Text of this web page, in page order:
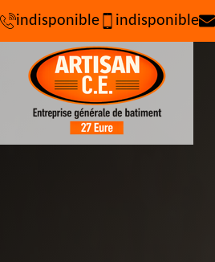
indisponible indisponible